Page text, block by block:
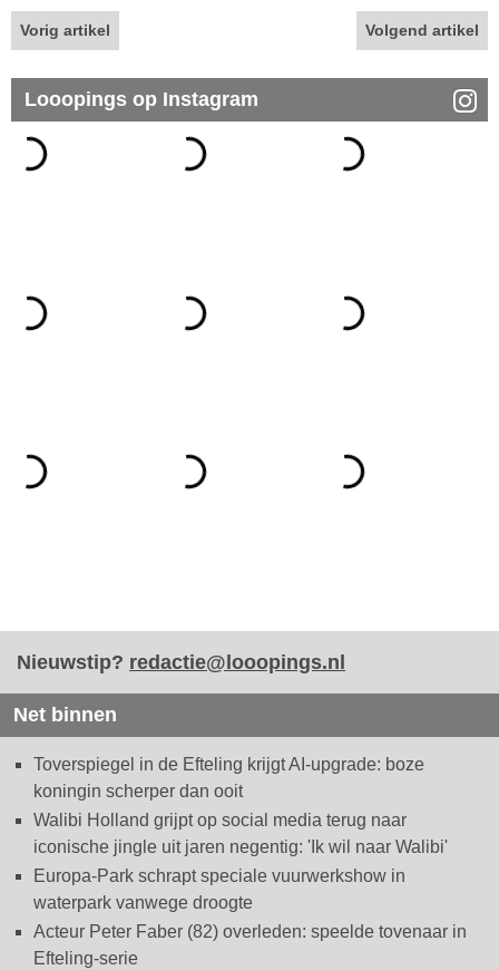
Vorig artikel Volgend artikel
Looopings op Instagram
Nieuwstip? redactie@looopings.nl
Net binnen
Toverspiegel in de Efteling krijgt AI-upgrade: boze
koningin scherper dan ooit
Walibi Holland grijpt op social media terug naar
iconische jingle uit jaren negentig: 'Ik wil naar Walibi'
Europa-Park schrapt speciale vuurwerkshow in
waterpark vanwege droogte
Acteur Peter Faber (82) overleden: speelde tovenaar in
Efteling-serie